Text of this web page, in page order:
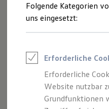
Reifenpakete
Leasing
Leasing-
Elektroauto
Kleinwagen-
Leasing ohne
Finanzierung
Autokredit
Versicherungen
Der Polo
Folgende Kategorien
uns eingesetzt:
Erforderliche
Erforderliche
Website nutzbar
Grundfunktionen